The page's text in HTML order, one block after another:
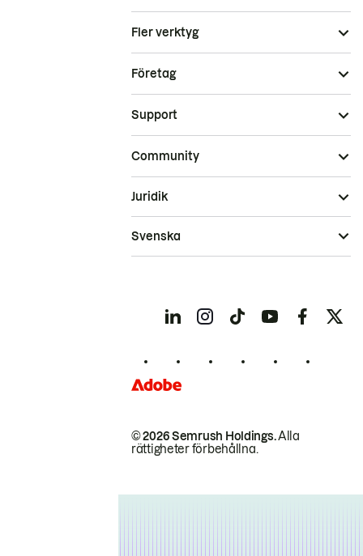
Fler verktyg
Företag
Support
Community
© 2026 Semrush Holdings.Alla
rättigheter förbehållna.
Juridik
Svenska